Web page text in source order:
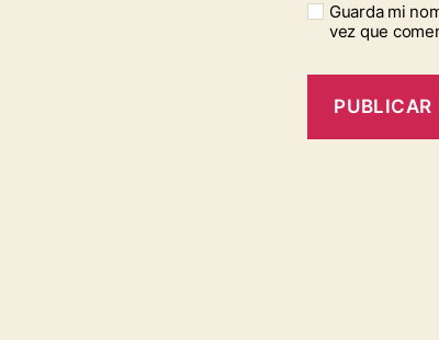
Guarda mi
vez que